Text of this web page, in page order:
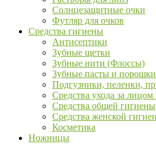
Солнцезащитные очки
Футляр для очков
Средства гигиены
Антисептики
Зубные щетки
Зубные нити (Флоссы)
Зубные пасты и порошки
Подгузники, пеленки,
Средства ухода за
Средства общей гигиены
Средства женской
Косметика
Ножницы